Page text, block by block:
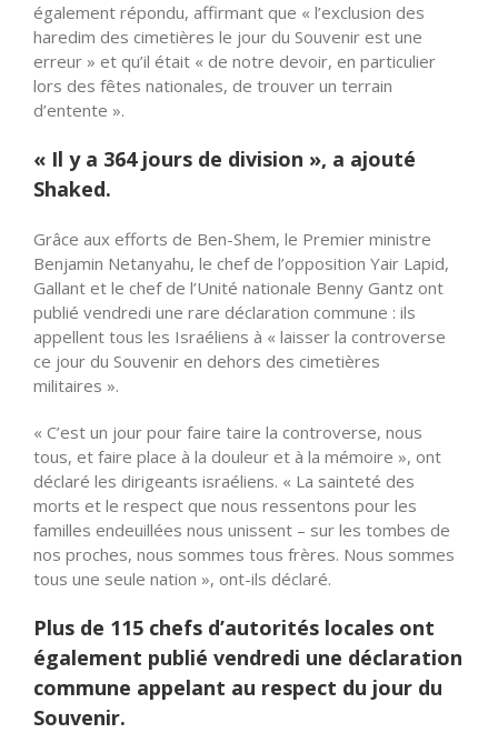
également répondu, affirmant que « l’exclusion des
haredim des cimetières le jour du Souvenir est une
erreur » et qu’il était « de notre devoir, en particulier
lors des fêtes nationales, de trouver un terrain
d’entente ».
« Il y a 364 jours de division », a ajouté
Shaked.
Grâce aux efforts de Ben-Shem, le Premier ministre
Benjamin Netanyahu, le chef de l’opposition Yair Lapid,
Gallant et le chef de l’Unité nationale Benny Gantz ont
publié vendredi une rare déclaration commune : ils
appellent tous les Israéliens à « laisser la controverse
ce jour du Souvenir en dehors des cimetières
militaires ».
« C’est un jour pour faire taire la controverse, nous
tous, et faire place à la douleur et à la mémoire », ont
déclaré les dirigeants israéliens. « La sainteté des
morts et le respect que nous ressentons pour les
familles endeuillées nous unissent – sur les tombes de
nos proches, nous sommes tous frères. Nous sommes
tous une seule nation », ont-ils déclaré.
Plus de 115 chefs d’autorités locales ont
également publié vendredi une déclaration
commune appelant au respect du jour du
Souvenir.